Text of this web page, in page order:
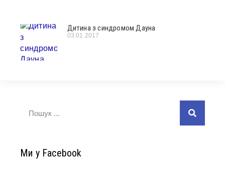
Дитина з синдромом Дауна
03.01.2017
Ми у Facebook